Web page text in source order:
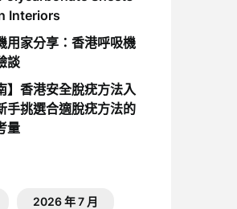
Interiors
用家分享：香港呼吸機
談
】香港安全脫疣方法入
手挑選合適脫疣方法的
量
2026 年 7 月